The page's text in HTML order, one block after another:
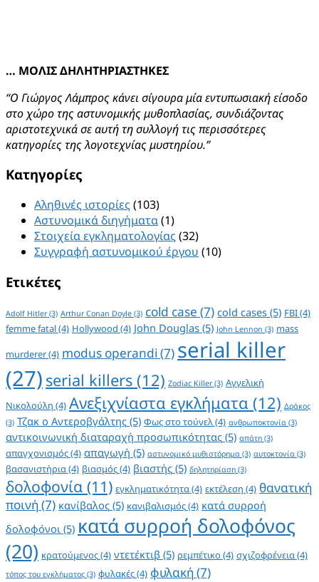
… ΜΟΛΙΣ ΔΗΛΗΤΗΡΙΑΣΤΗΚΕΣ
“Ο Γιώργος Λάμπρος κάνει σίγουρα μία εντυπωσιακή είσοδο
στο χώρο της αστυνομικής μυθοπλασίας, συνδιάζοντας
αριστοτεχνικά σε αυτή τη συλλογή τις περισσότερες
κατηγορίες της λογοτεχνίας μυστηρίου.”
Kατηγορίες
Αληθινές ιστορίες (103)
Αστυνομικά διηγήματα(1)
Στοιχεία εγκληματολογίας (32)
Συγγραφή αστυνομικού έργου (10)
Ετικέτες
Adolf Hitler(3) Arthur Conan Doyle (3) cold case (7) cold cases (5) FBI(4)
femme fatal(4) Hollywood (4) John Douglas (5) John Lennon (3) mass
murderer(4) modus operandi (7) serial killer
(27) serial killers (12) Zodiac Killer(3) Αγγελική
Νικολούλη (4) Ανεξιχνίαστα εγκλήματα (12) Δράκος
(3) Τζακ ο Αντεροβγάλτης (5) Φως στο τούνελ(4) ανθρωποκτονία (3)
αντικοινωνική διαταραχή προσωπικότητας (5) απάτη (3)
απαγχονισμός(4) απαγωγή (5) αστυνομικό μυθιστόρημα (3) αυτοκτονία (3)
βασανιστήρια(4) βιασμός(4) βιαστής (5) δηλητηρίαση (3)
δολοφονία (11) εγκληματικότητα(4) εκτέλεση (4) θανατική
ποινή (7) κανίβαλος (5) κανιβαλισμός(4) κατά συρροή
δολοφόνοι (5) κατά συρροή δολοφόνος
(20) κρατούμενος(4) ντετέκτιβ (5) ρεμπέτικο (4) σχιζοφρένεια(4)
τόπος του εγκλήματος (3) φυλακές(4) φυλακή (7)